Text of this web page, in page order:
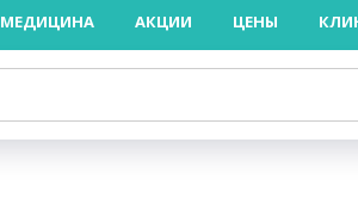
МЕДИЦИНА АКЦИИ ЦЕНЫ